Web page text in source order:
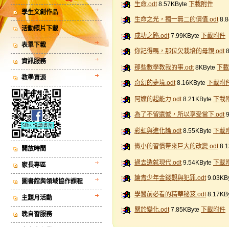
學生文創作品
活動照片下載
表單下載
資訊服務
教學資源
開放時間
家長專區
圖書館與領域協作課程
主題月活動
晚自習服務
生命.odt 8.57KByte 下載附件
生命之光，獨一無二的價值.odt
成功之路.odt 7.99KByte 下載附件
你記得嗎，那位欠栽培的母親.odt
那些數學教我的事.odt 8KByte 下
奇幻的夢境.odt 8.16KByte 下載附
阿嬤的超能力.odt 8.21KByte 下載
為了不留遺憾，所以享受當下.odt
彩虹與進化論.odt 8.55KByte 下載
微小的習慣帶來巨大的改變.odt
過去造就現代.odt 9.54KByte 下載
論青少年金錢觀與犯罪.odt
學醫前必看的精華秘笈.odt
關於變化.odt 7.85KByte 下載附件